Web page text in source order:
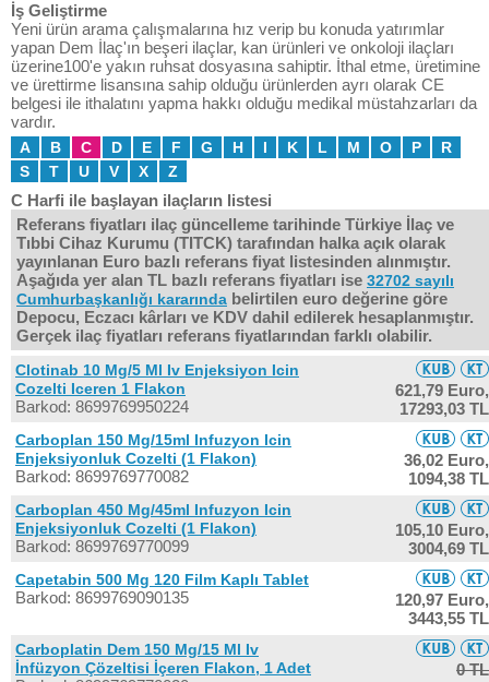
İş Geliştirme
Yeni ürün arama çalışmalarına hız verip bu konuda yatırımlar
yapan Dem İlaç'ın beşeri ilaçlar, kan ürünleri ve onkoloji ilaçları
üzerine100'e yakın ruhsat dosyasına sahiptir. İthal etme, üretimine
ve ürettirme lisansına sahip olduğu ürünlerden ayrı olarak CE
belgesi ile ithalatını yapma hakkı olduğu medikal müstahzarları da
vardır.
A B C D E F G H I K L M O P
R
S
T U V X Z
C Harfi ile başlayan ilaçların listesi
Referans fiyatları ilaç güncelleme tarihinde Türkiye İlaç ve
Tıbbi Cihaz Kurumu (TITCK) tarafından halka açık olarak
yayınlanan Euro bazlı referans fiyat listesinden alınmıştır.
Aşağıda yer alan TL bazlı referans fiyatları ise 32702 sayılı
Cumhurbaşkanlığı kararında belirtilen euro değerine göre
Depocu, Eczacı kârları ve KDV dahil edilerek hesaplanmıştır.
Gerçek ilaç fiyatları referans fiyatlarından farklı olabilir.
Clotinab 10 Mg/5 Ml Iv Enjeksiyon Icin
Cozelti Iceren 1 Flakon
Barkod: 8699769950224
621,79 Euro,
17293,03 TL
Carboplan 150 Mg/15ml Infuzyon Icin
Enjeksiyonluk Cozelti (1 Flakon)
Barkod: 8699769770082
36,02 Euro,
1094,38 TL
Carboplan 450 Mg/45ml Infuzyon Icin
Enjeksiyonluk Cozelti (1 Flakon)
Barkod: 8699769770099
105,10 Euro,
3004,69 TL
Capetabin 500 Mg 120 Film Kaplı Tablet
Barkod: 8699769090135
120,97 Euro,
3443,55 TL
Carboplatin Dem 150 Mg/15 Ml Iv
İnfüzyon Çözeltisi İçeren Flakon, 1 Adet
0 TL